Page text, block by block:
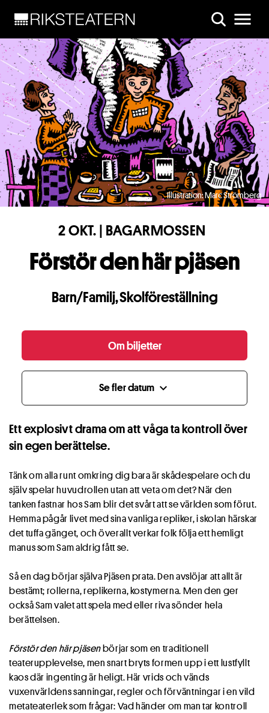
Illustration: Marc Strömberg
2 OKT. | BAGARMOSSEN
Förstör den här pjäsen
Barn/Familj,Skolföreställning
Om biljetter
Se fler datum expand_more
Ett explosivt drama om att våga ta kontroll över
sin egen berättelse.
Tänk om alla runt omkring dig bara är skådespelare och du
själv spelar huvudrollen utan att veta om det? När den
tanken fastnar hos Sam blir det svårt att se världen som förut.
Hemma pågår livet med sina vanliga repliker, i skolan härskar
det tuffa gänget, och överallt verkar folk följa ett hemligt
manus som Sam aldrig fått se.
Så en dag börjar själva Pjäsen prata. Den avslöjar att allt är
bestämt; rollerna, replikerna, kostymerna. Men den ger
också Sam valet att spela med eller riva sönder hela
berättelsen.
Förstör den här pjäsenbörjar som en traditionell
teaterupplevelse, men snart bryts formen upp i ett lustfyllt
kaos där ingenting är heligt. Här vrids och vänds
vuxenvärldens sanningar, regler och förväntningar i en vild
metateaterlek som frågar: Vad händer om man tar kontroll